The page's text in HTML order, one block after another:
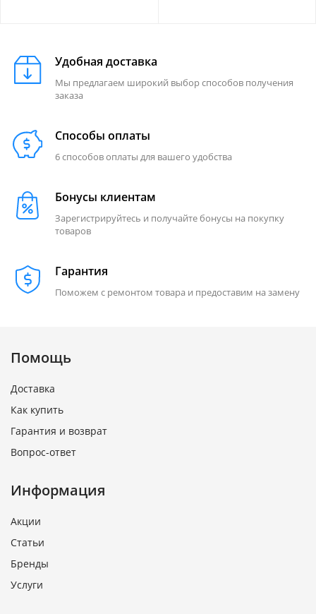
Удобная доставка
Мы предлагаем широкий выбор способов получения
заказа
Способы оплаты
6 способов оплаты для вашего удобства
Бонусы клиентам
Зарегистрируйтесь и получайте бонусы на покупку
товаров
Гарантия
Поможем с ремонтом товара и предоставим на замену
Помощь
Доставка
Как купить
Гарантия и возврат
Вопрос-ответ
Информация
Акции
Статьи
Бренды
Услуги